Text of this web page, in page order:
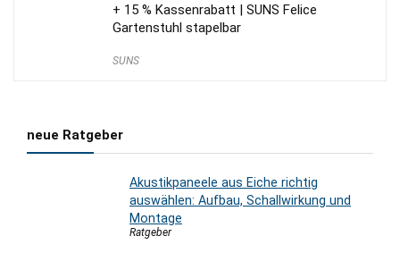
+ 15 % Kassenrabatt | SUNS Felice
Gartenstuhl stapelbar
SUNS
neue Ratgeber
Akustikpaneele aus Eiche richtig
auswählen: Aufbau, Schallwirkung und
Montage
Ratgeber